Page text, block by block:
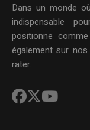
Dans un monde
indispensable
positionne
également sur
rater.